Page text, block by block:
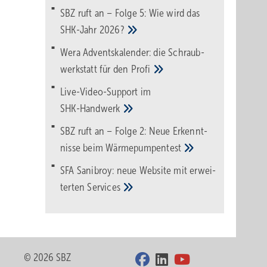
SBZ ruft an – Folge 5: Wie wird das
SHK-Jahr 2026?
Wera Adventskalender: die Schraub­
werk­statt für den Pro­fi
Live-Video-Support im
SHK-Handwerk
SBZ ruft an – Folge 2: Neue Erkennt­
nisse beimWärme­pumpen­test
SFA Sanibroy: neue Web­site mit erwei­
tertenServices
© 2026 SBZ